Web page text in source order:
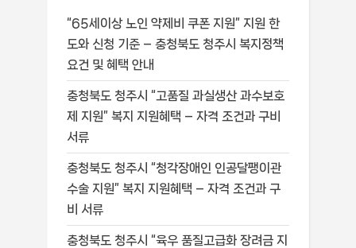
“65세이상 노인 약제비 쿠폰 지원” 지원 한
도와 신청 기준 – 충청북도 청주시 복지정책
요건 및 혜택 안내
충청북도 청주시 “고품질 과실생산 과수보호
제 지원” 복지 지원혜택 – 자격 조건과 구비
서류
충청북도 청주시 “청각장애인 인공달팽이관
수술 지원” 복지 지원혜택 – 자격 조건과 구
비 서류
충청북도 청주시 “육우 품질고급화 장려금 지